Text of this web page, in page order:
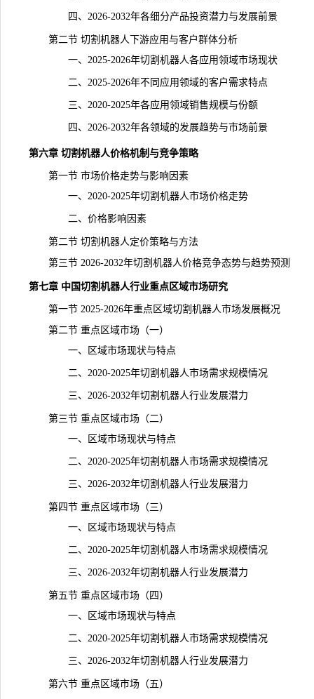
四、2026-2032年各细分产品投资潜力与发展前景
第二节 切割机器人下游应用与客户群体分析
一、2025-2026年切割机器人各应用领域市场现状
二、2025-2026年不同应用领域的客户需求特点
三、2020-2025年各应用领域销售规模与份额
四、2026-2032年各领域的发展趋势与市场前景
第六章 切割机器人价格机制与竞争策略
第一节 市场价格走势与影响因素
一、2020-2025年切割机器人市场价格走势
二、价格影响因素
第二节 切割机器人定价策略与方法
第三节 2026-2032年切割机器人价格竞争态势与趋势预测
第七章 中国切割机器人行业重点区域市场研究
第一节 2025-2026年重点区域切割机器人市场发展概况
第二节 重点区域市场（一）
一、区域市场现状与特点
二、2020-2025年切割机器人市场需求规模情况
三、2026-2032年切割机器人行业发展潜力
第三节 重点区域市场（二）
一、区域市场现状与特点
二、2020-2025年切割机器人市场需求规模情况
三、2026-2032年切割机器人行业发展潜力
第四节 重点区域市场（三）
一、区域市场现状与特点
二、2020-2025年切割机器人市场需求规模情况
三、2026-2032年切割机器人行业发展潜力
第五节 重点区域市场（四）
一、区域市场现状与特点
二、2020-2025年切割机器人市场需求规模情况
三、2026-2032年切割机器人行业发展潜力
第六节 重点区域市场（五）